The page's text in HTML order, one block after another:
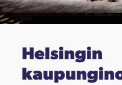
Helsingin